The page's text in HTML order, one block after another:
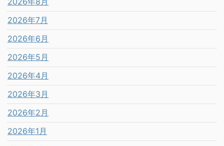
2026年7月
2026年6月
2026年5月
2026年4月
2026年3月
2026年2月
2026年1月